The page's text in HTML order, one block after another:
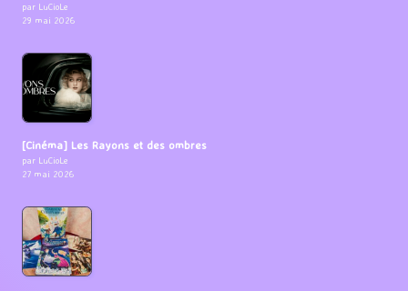
par LuCioLe
29 mai 2026
[Cinéma] Les Rayons et des ombres
par LuCioLe
27 mai 2026